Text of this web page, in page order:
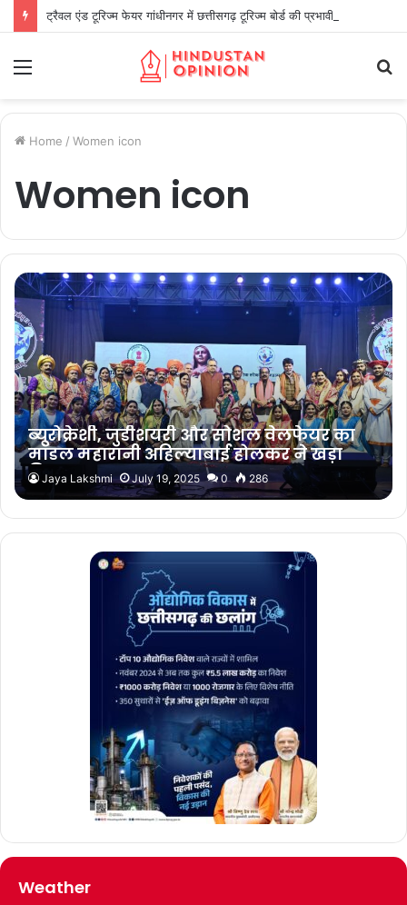
Home / Women icon
Women icon
ब्यूरोक्रेशी, जुडीशयरी और सोशल वेलफेयर का
मॉडल महारानी अहिल्याबाई होलकर ने खड़ा
किया…
Jaya Lakshmi July 19, 2025 0 286
Weather